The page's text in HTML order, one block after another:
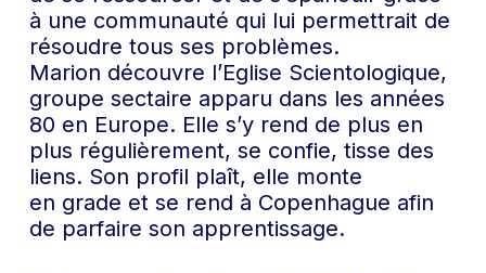
à une communauté qui lui permettrait de
résoudre tous ses problèmes.
Marion découvre l’Eglise Scientologique,
groupe sectaire apparu dans les années
80 en Europe. Elle s’y rend de plus en
plus régulièrement, se confie, tisse des
liens. Son profil plaît, elle monte
en grade et se rend à Copenhague afin
de parfaire son apprentissage.